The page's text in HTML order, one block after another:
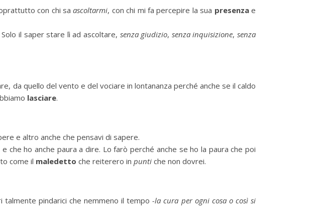
con chi saascoltarmi, con chi mi fa percepire la sua presenzae
il saper stare lì ad ascoltare, senza giudizio, senza inquisizione,senza
da quello del vento e del vociare in lontananza perché anche se il caldo
lasciare.
e altro anche che pensavi di sapere.
che ho anche paura a dire. Lo farò perché anche se ho la paura che poi
come il maledetto che reiterero in punti che non dovrei.
pindarici che nemmeno il tempo-la cura per ogni cosa o così si